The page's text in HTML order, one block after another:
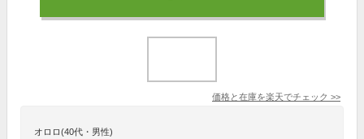
価格と在庫を楽天でチェック >>
オロロ(40代・男性)